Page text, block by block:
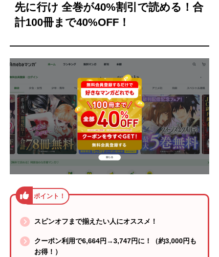
先に行け 全巻が40%割引で読める！合
計100冊まで40%OFF！
スピンオフまで揃えたい人にオススメ！
クーポン利用で6,664円→3,747円に！（約3,000円も
お得！）